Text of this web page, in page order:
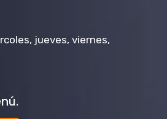
jueves, viernes,